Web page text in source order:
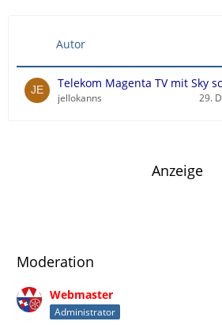
i
t
r
ä
Autor
Telekom Magenta TV mit Sky
jellokanns
29.
Anzeige
Moderation
Webmaster
Administrator